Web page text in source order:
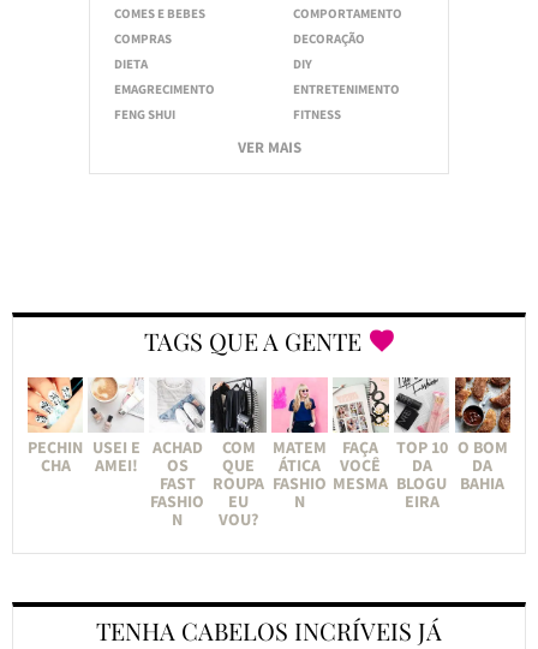
COMES E BEBES
COMPORTAMENTO
COMPRAS
DECORAÇÃO
DIETA
DIY
EMAGRECIMENTO
ENTRETENIMENTO
FENG SHUI
FITNESS
VER MAIS
TAGS QUE A GENTE
PECHIN
CHA
USEI E
AMEI!
ACHAD
OS
FAST
FASHIO
N
COM
QUE
ROUPA
EU
VOU?
MATEM
ÁTICA
FASHIO
N
FAÇA
VOCÊ
MESMA
TOP 10
DA
BLOGU
EIRA
O BOM
DA
BAHIA
TENHA CABELOS INCRÍVEIS JÁ